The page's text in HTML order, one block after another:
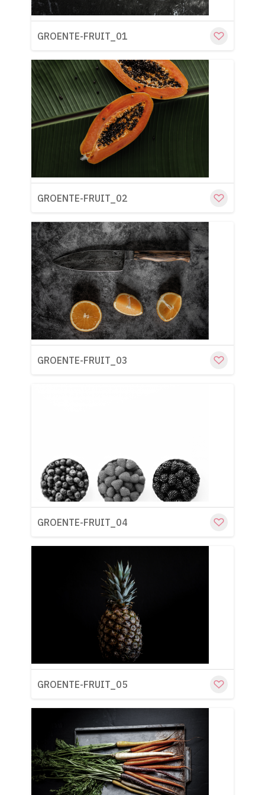
GROENTE-FRUIT_01
GROENTE-FRUIT_02
GROENTE-FRUIT_03
GROENTE-FRUIT_04
GROENTE-FRUIT_05